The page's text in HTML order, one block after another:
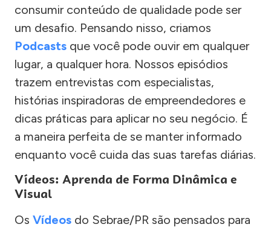
consumir conteúdo de qualidade pode ser
um desafio. Pensando nisso, criamos
Podcasts que você pode ouvir em qualquer
lugar, a qualquer hora. Nossos episódios
trazem entrevistas com especialistas,
histórias inspiradoras de empreendedores e
dicas práticas para aplicar no seu negócio. É
a maneira perfeita de se manter informado
enquanto você cuida das suas tarefas diárias.
Vídeos: Aprenda de Forma Dinâmica e
Visual
Os Vídeos do Sebrae/PR são pensados para